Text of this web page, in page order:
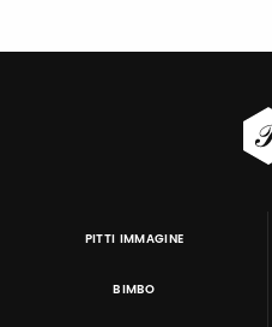
PITTI IMMAGINE
BIMBO